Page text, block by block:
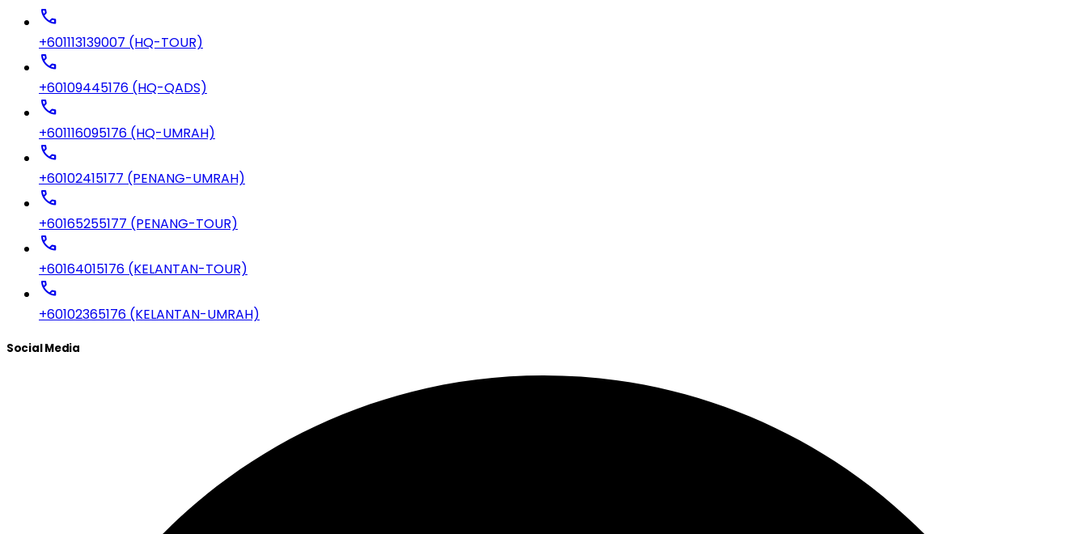
call
+601113139007 (HQ-TOUR)
call
+60109445176 (HQ-QADS)
call
+601116095176 (HQ-UMRAH)
call
+60102415177 (PENANG-UMRAH)
call
+60165255177 (PENANG-TOUR)
call
+60164015176 (KELANTAN-TOUR)
call
+60102365176 (KELANTAN-UMRAH)
Social Media